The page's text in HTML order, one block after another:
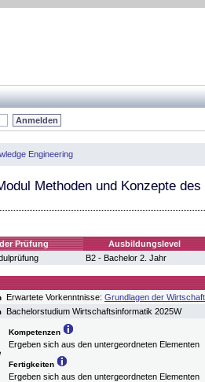
Engineering
Methoden und Konzepte
Prüfung Ausbildungslevel
B2 - Bachelor 2. Jahr
Erwartete Vorkenntnisse: Grundlagen der
Bachelorstudium Wirtschaftsinformatik 2025W
Kompetenzen
Ergeben sich aus den untergeordneten Elementen
Fertigkeiten
Ergeben sich aus den untergeordneten Elementen